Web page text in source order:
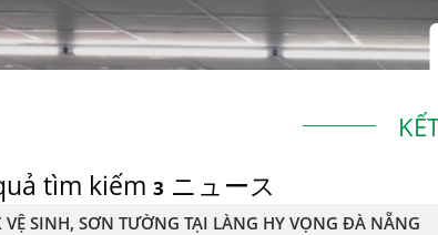
tìm kiếm 3 ニュース
VỆ SINH, SƠN TƯỜNG TẠI LÀNG HY VỌNG ĐÀ NẴNG